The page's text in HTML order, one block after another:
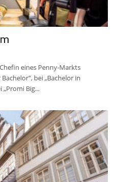
eines Penny-Markts
Bachelor", bei „Bachelor in
„Promi Big...